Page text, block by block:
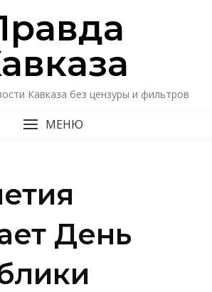
Кавказа без цензуры и фильтров
МЕНЮ
День